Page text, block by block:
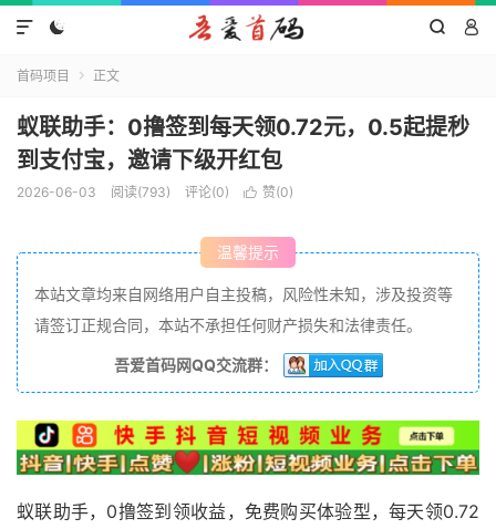
  

首码项目  正文
蚁联助手：0撸签到每天领0.72元，0.5起提秒
到支付宝，邀请下级开红包
2026-06-03 阅读(793) 评论(0)  赞(0)
温馨提示
本站文章均来自网络用户自主投稿，风险性未知，涉及投资等
请签订正规合同，本站不承担任何财产损失和法律责任。
吾爱首码网QQ交流群：
蚁联助手，0撸签到领收益，免费购买体验型，每天领0.72